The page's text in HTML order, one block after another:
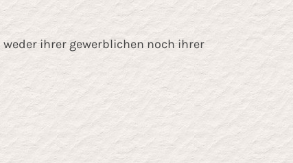
ihrer gewerblichen noch ihrer